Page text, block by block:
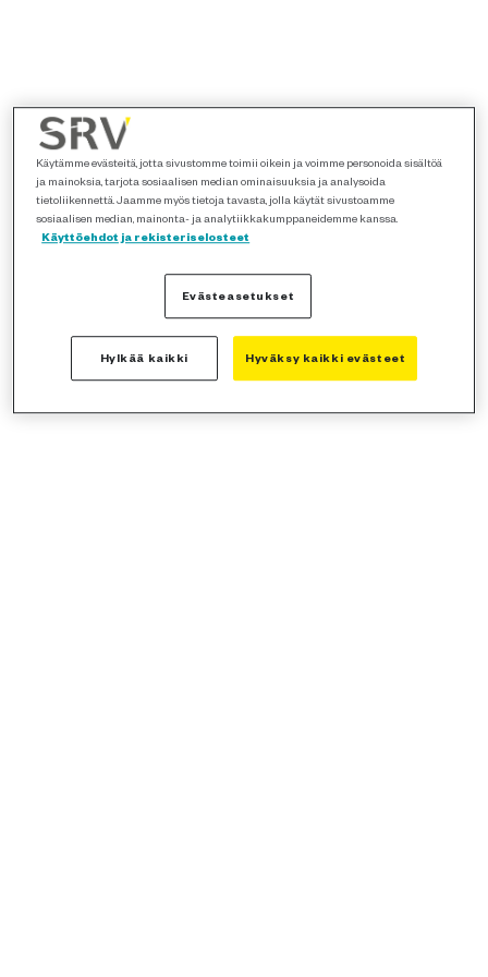
Käytämme evästeitä, jotta sivustomme toimii oikein ja voimme personoida sisältöä
ja mainoksia, tarjota sosiaalisen median ominaisuuksia ja analysoida
tietoliikennettä. Jaamme myös tietoja tavasta, jolla käytät sivustoamme
sosiaalisen median, mainonta- ja analytiikkakumppaneidemme kanssa.
Käyttöehdot ja rekisteriselosteet
Evästeasetukset
Hylkää kaikki Hyväksy kaikki evästeet